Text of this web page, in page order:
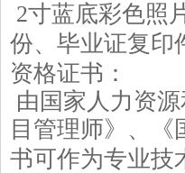
2寸蓝底彩色照
份、毕业证复印
资格证书：
由国家人力资
目管理师》、
书可作为专业技